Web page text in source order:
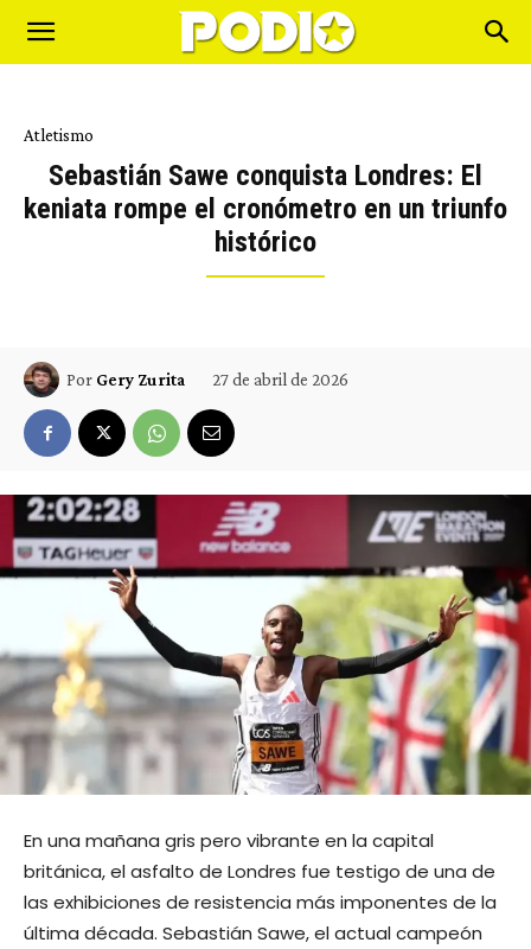
Atletismo
Sebastián Sawe conquista Londres: El
keniata rompe el cronómetro en un triunfo
histórico
Por Gery Zurita 27 de abril de 2026
En una mañana gris pero vibrante en la capital
británica, el asfalto de Londres fue testigo de una de
las exhibiciones de resistencia más imponentes de la
última década. Sebastián Sawe, el actual campeón